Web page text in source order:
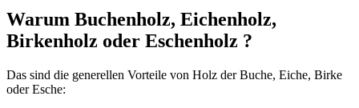
Warum Buchenholz, Eichenholz,
Birkenholz oder Eschenholz ?
Das sind die generellen Vorteile von Holz der Buche, Eiche, Birke
oder Esche: